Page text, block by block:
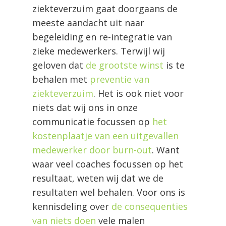
ziekteverzuim gaat doorgaans de
meeste aandacht uit naar
begeleiding en re-integratie van
zieke medewerkers. Terwijl wij
geloven dat de grootste winst is te
behalen met preventie van
ziekteverzuim. Het is ook niet voor
niets dat wij ons in onze
communicatie focussen op het
kostenplaatje van een uitgevallen
medewerker door burn-out. Want
waar veel coaches focussen op het
resultaat, weten wij dat we de
resultaten wel behalen. Voor ons is
kennisdeling over de consequenties
van niets doen vele malen